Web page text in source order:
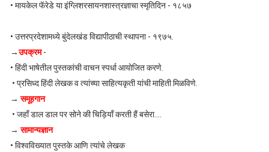
• मायकेल फॅरेडे या इंग्लिशरसायनशास्त्रज्ञाचा स्मृतिदिन - १८५७
• उत्तरप्रदेशामध्ये बुंदेलखंड विद्यापीठाची स्थापना - १९७५.
→उपक्रम-
• हिंदी भाषेतील पुस्तकांची वाचन स्पर्धा आयोजित करणे.
• प्रसिध्द हिंदी लेखक व त्यांच्या साहित्यकृती यांची माहिती मिळविणे.
→समूहगान
• जहाँ डाल डाल पर सोने की चिड़ियाँ करती हैं बसेरा....
→सामान्यज्ञान
• विश्वविख्यात पुस्तके आणि त्यांचे लेखक